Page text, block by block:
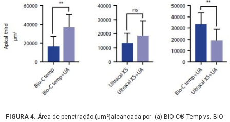
FIGURA 4. Área de penetração (μm²)alcançada por: (a) BIO-C® Temp vs. BIO-